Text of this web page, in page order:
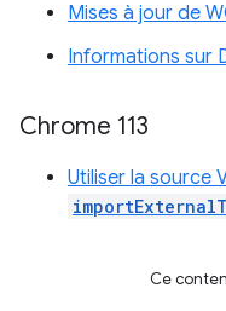
Mises à jour de
Informations sur
Chrome 113
Utiliser la source
Ce